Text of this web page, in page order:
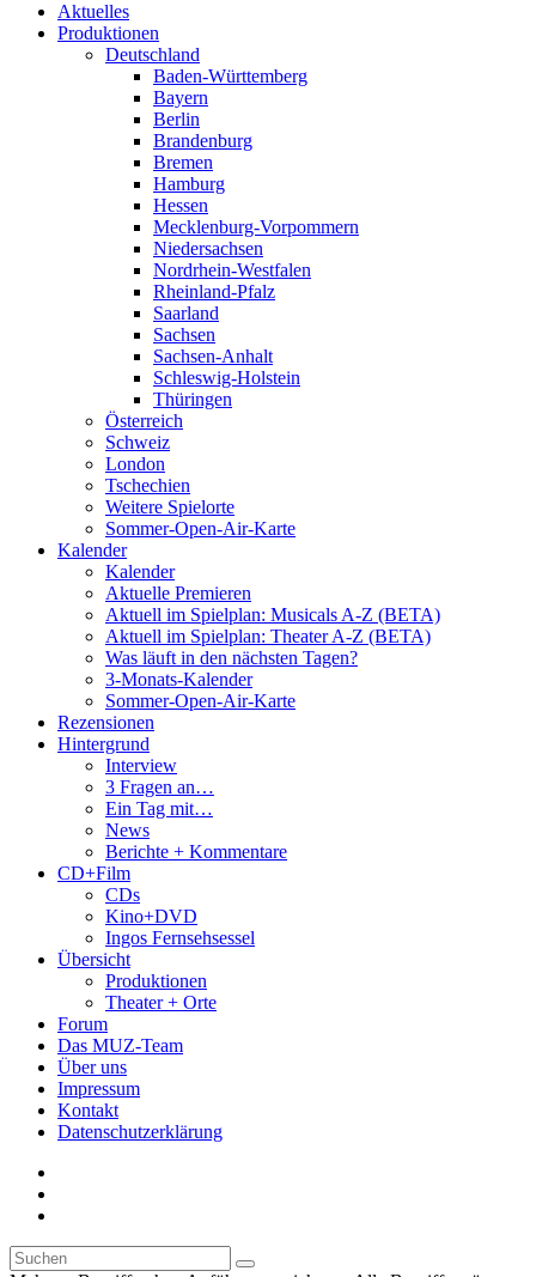
Aktuelles
Produktionen
Deutschland
Baden-Württemberg
Bayern
Berlin
Brandenburg
Bremen
Hamburg
Hessen
Mecklenburg-Vorpommern
Niedersachsen
Nordrhein-Westfalen
Rheinland-Pfalz
Saarland
Sachsen
Sachsen-Anhalt
Schleswig-Holstein
Thüringen
Österreich
Schweiz
London
Tschechien
Weitere Spielorte
Sommer-Open-Air-Karte
Kalender
Kalender
Aktuelle Premieren
Aktuell im Spielplan: Musicals A-Z (BETA)
Aktuell im Spielplan: Theater A-Z (BETA)
Was läuft in den nächsten Tagen?
3-Monats-Kalender
Sommer-Open-Air-Karte
Rezensionen
Hintergrund
Interview
3 Fragen an…
Ein Tag mit…
News
Berichte + Kommentare
CD+Film
CDs
Kino+DVD
Ingos Fernsehsessel
Übersicht
Produktionen
Theater + Orte
Forum
Das MUZ-Team
Über uns
Impressum
Kontakt
Datenschutzerklärung